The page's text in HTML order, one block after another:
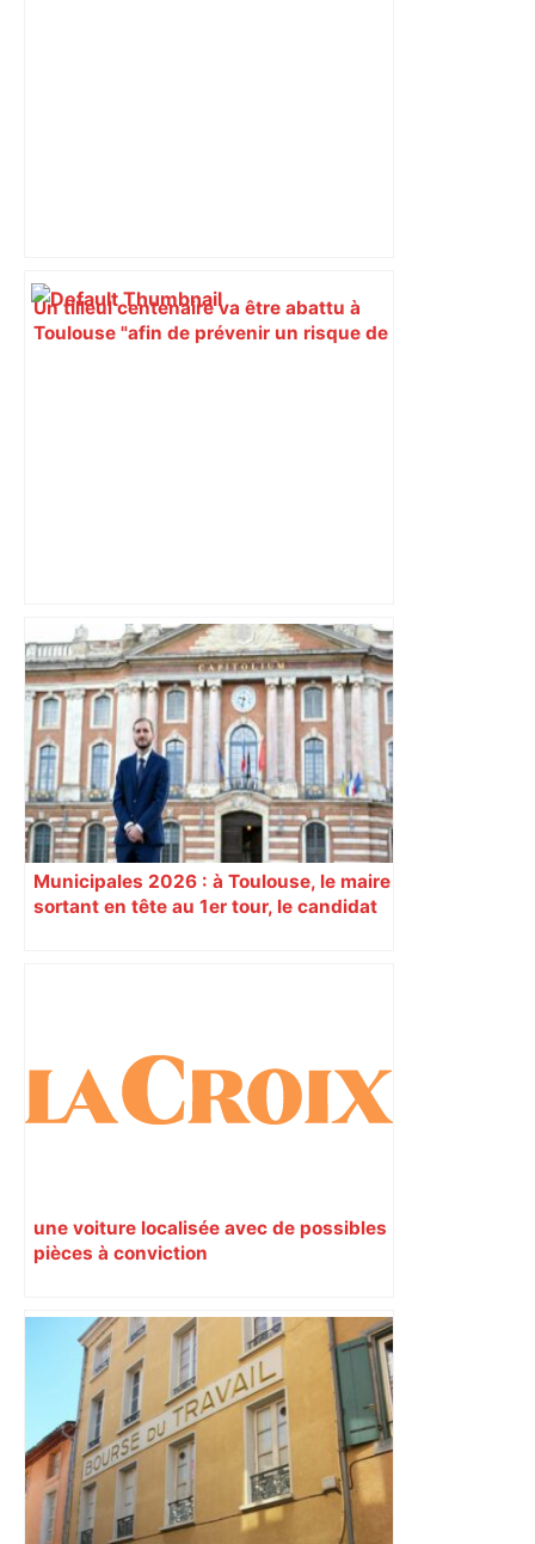
Un tilleul centenaire va être abattu à
Toulouse "afin de prévenir un risque de
"C’est l’une des plus fortes
fréquentations du circuit" : Toulouse
est-elle la capitale du poker amateur –
ladepeche.fr
Municipales 2026 : à Toulouse, le maire
sortant en tête au 1er tour, le candidat
une voiture localisée avec de possibles
pièces à conviction